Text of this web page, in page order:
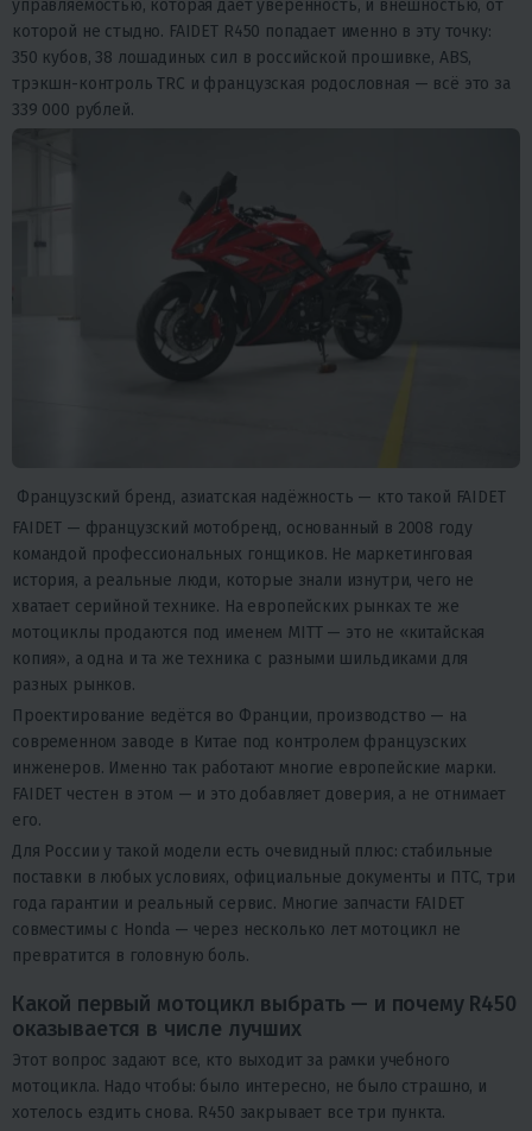
управляемостью, которая даёт уверенность, и внешностью, от
которой не стыдно. FAIDET R450 попадает именно в эту точку:
350 кубов, 38 лошадиных сил в российской прошивке, ABS,
трэкшн-контроль TRC и французская родословная — всё это за
339 000 рублей.
Французский бренд, азиатская надёжность — кто такой FAIDET
FAIDET — французский мотобренд, основанный в 2008 году
командой профессиональных гонщиков. Не маркетинговая
история, а реальные люди, которые знали изнутри, чего не
хватает серийной технике. На европейских рынках те же
мотоциклы продаются под именем MITT — это не «китайская
копия», а одна и та же техника с разными шильдиками для
разных рынков.
Проектирование ведётся во Франции, производство — на
современном заводе в Китае под контролем французских
инженеров. Именно так работают многие европейские марки.
FAIDET честен в этом — и это добавляет доверия, а не отнимает
его.
Для России у такой модели есть очевидный плюс: стабильные
поставки в любых условиях, официальные документы и ПТС, три
года гарантии и реальный сервис. Многие запчасти FAIDET
совместимы с Honda — через несколько лет мотоцикл не
превратится в головную боль.
Какой первый мотоцикл выбрать — и почему R450
оказывается в числе лучших
Этот вопрос задают все, кто выходит за рамки учебного
мотоцикла. Надо чтобы: было интересно, не было страшно, и
хотелось ездить снова. R450 закрывает все три пункта.